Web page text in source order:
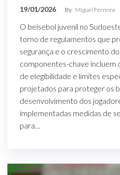
19/01/2026 By Miguel Ferreira
O beisebol juvenil no
torno de regulamentos que
segurança e o crescimento
componentes-chave incluem
de elegibilidade e limites
projetados para proteger os
desenvolvimento dos
implementadas medidas de
para…